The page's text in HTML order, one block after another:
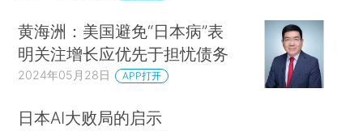
黄海洲：美国避免“日本病”表
明关注增长应优先于担忧债务
2024年05月28日 APP打开
日本AI大败局的启示